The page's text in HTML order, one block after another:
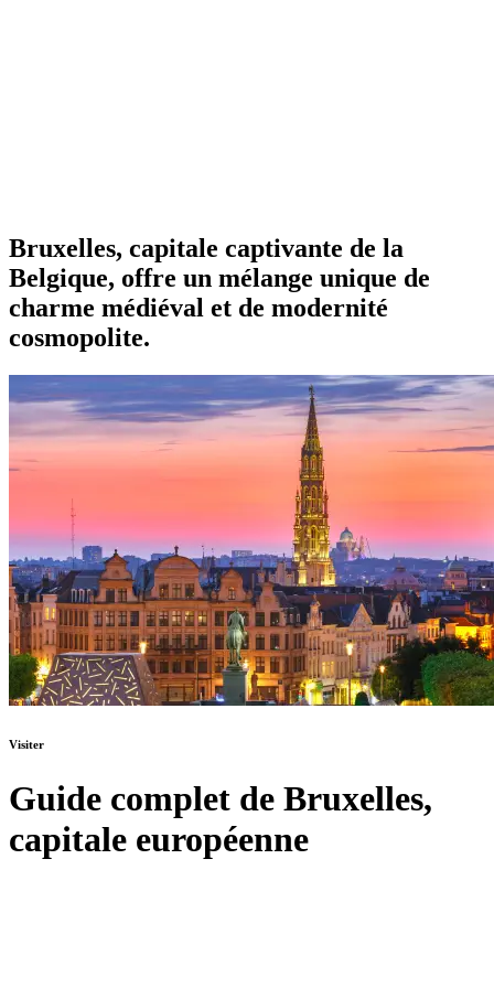
Bruxelles, capitale captivante de la
Belgique, offre un mélange unique de
charme médiéval et de modernité
cosmopolite.
Visiter
Guide complet de Bruxelles,
capitale européenne